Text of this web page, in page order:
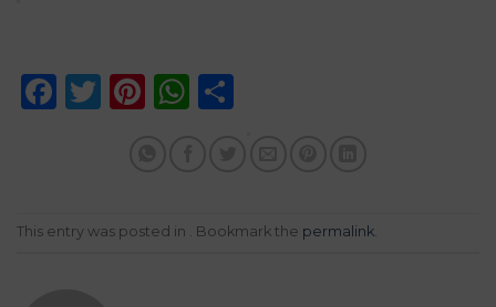
Facebook
Twitter
Pinterest
WhatsApp
This entry was posted in . Bookmark the permalink.